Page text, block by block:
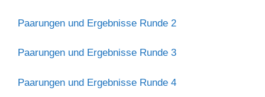
Paarungen und Ergebnisse Runde 2
Paarungen und Ergebnisse Runde 3
Paarungen und Ergebnisse Runde 4